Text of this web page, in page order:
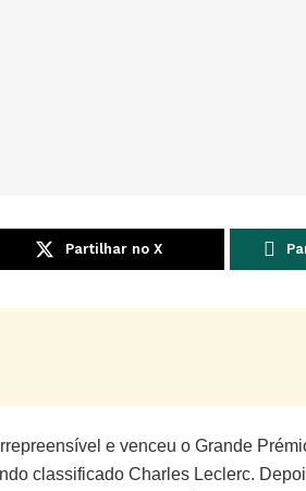
Partilhar no X
e venceu o Grande
classificado Charles Leclerc.